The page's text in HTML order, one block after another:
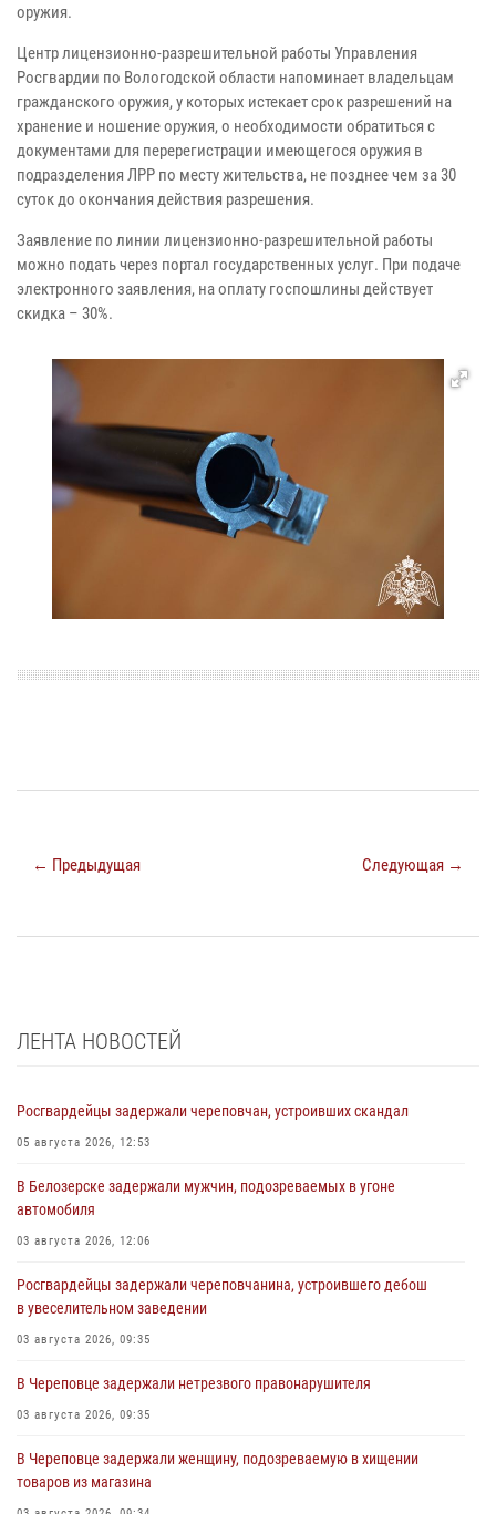
оружия.
Центр лицензионно-разрешительной работы Управления
Росгвардии по Вологодской области напоминает владельцам
гражданского оружия, у которых истекает срок разрешений на
хранение и ношение оружия, о необходимости обратиться с
документами для перерегистрации имеющегося оружия в
подразделения ЛРР по месту жительства, не позднее чем за 30
суток до окончания действия разрешения.
Заявление по линии лицензионно-разрешительной работы
можно подать через портал государственных услуг. При подаче
электронного заявления, на оплату госпошлины действует
скидка – 30%.
← Предыдущая Следующая →
ЛЕНТА НОВОСТЕЙ
Росгвардейцы задержали череповчан, устроивших скандал
05 августа 2026, 12:53
В Белозерске задержали мужчин, подозреваемых в угоне
автомобиля
03 августа 2026, 12:06
Росгвардейцы задержали череповчанина, устроившего дебош
в увеселительном заведении
03 августа 2026, 09:35
В Череповце задержали нетрезвого правонарушителя
03 августа 2026, 09:35
В Череповце задержали женщину, подозреваемую в хищении
товаров из магазина